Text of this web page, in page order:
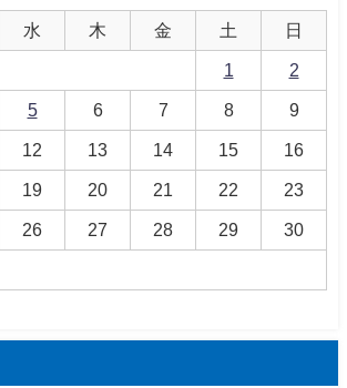
水 木 金 土 日
1 2
5 6 7 8 9
12 13 14 15 16
19 20 21 22 23
26 27 28 29 30